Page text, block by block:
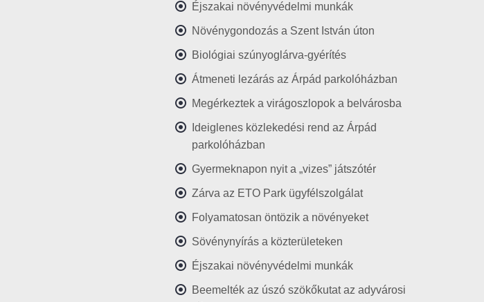
Éjszakai növényvédelmi munkák
Növénygondozás a Szent István úton
Biológiai szúnyoglárva-gyérítés
Átmeneti lezárás az Árpád parkolóházban
Megérkeztek a virágoszlopok a belvárosba
Ideiglenes közlekedési rend az Árpád
parkolóházban
Gyermeknapon nyit a „vizes” játszótér
Zárva az ETO Park ügyfélszolgálat
Folyamatosan öntözik a növényeket
Sövénynyírás a közterületeken
Éjszakai növényvédelmi munkák
Beemelték az úszó szökőkutat az adyvárosi